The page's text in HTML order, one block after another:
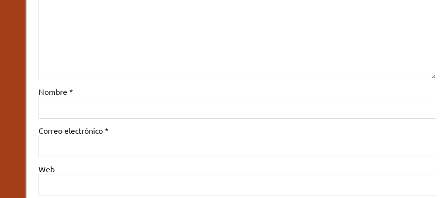
Nombre *
Correo electrónico *
Web